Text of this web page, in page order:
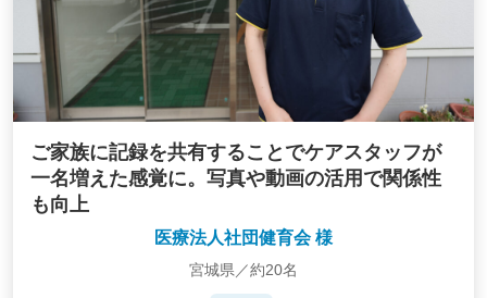
ご家族に記録を共有することでケアスタッフが
一名増えた感覚に。写真や動画の活用で関係性
も向上
医療法人社団健育会 様
宮城県／約20名